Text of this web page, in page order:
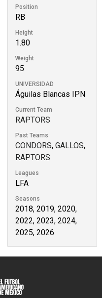
Position
RB
Height
1.80
Weight
95
UNIVERSIDAD
Águilas Blancas IPN
Current Team
RAPTORS
Past Teams
CONDORS, GALLOS,
RAPTORS
Leagues
LFA
Seasons
2018, 2019, 2020,
2022, 2023, 2024,
2025, 2026